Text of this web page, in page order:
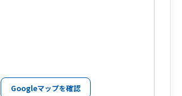
Googleマップを確認